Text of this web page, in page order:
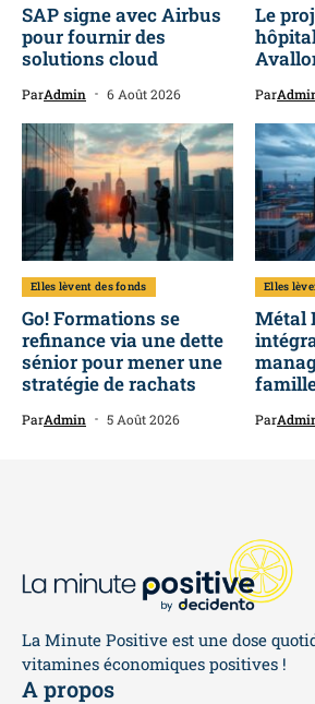
SAP signe avec Airbus
pour fournir des
solutions cloud
ParAdmin 6 Août 2026
Le
Par
Elles lèvent des fonds
Go! Formations se
refinance via une dette
sénior pour mener une
stratégie de rachats
ParAdmin 5 Août 2026
Elles
Métal
Par
La Minute Positive est une dose
vitamines économiques positives !
A propos